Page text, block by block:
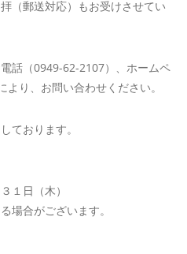
（郵送対応）もお受けさせてい
話（0949-62-2107）、ホームペ
り、お問い合わせください。
ております。
１日（木）
場合がございます。